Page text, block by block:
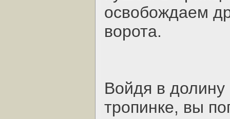
освобождаем
ворота.
Войдя в
тропинке, вы